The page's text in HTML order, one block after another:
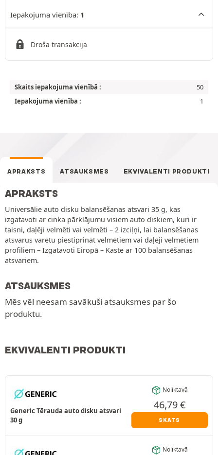
Iepakojuma vienība: 1
Droša transakcija
Skaits iepakojuma vienībā :
50
Iepakojuma vienība :
1
APRAKSTS ATSAUKSMES EKVIVALENTI PRODUKTI
APRAKSTS
Universālie auto disku balansēšanas atsvari 35 g, kas
izgatavoti ar cinka pārklājumu visiem auto diskiem, kuri ir
taisni, daļēji velmēti vai velmēti – 2 izciļņi, lai balansēšanas
atsvarus varētu piestiprināt velmētiem vai daļēji velmētiem
profiliem – Izgatavoti Eiropā – Kaste ar 100 balansēšanas
atsvariem.
ATSAUKSMES
Mēs vēl neesam savākuši atsauksmes par šo
produktu.
EKVIVALENTI PRODUKTI
Generic Tērauda auto disku atsvari
30 g
Noliktavā
46,79€
SKATS
Noliktavā